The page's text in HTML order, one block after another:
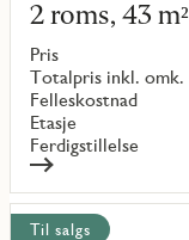
2 roms, 43 m²
Pris
Totalpris inkl. omk.
Felleskostnad
Etasje
Ferdigstillelse
mer
om
objekt
{objectNumber}
Til salgs